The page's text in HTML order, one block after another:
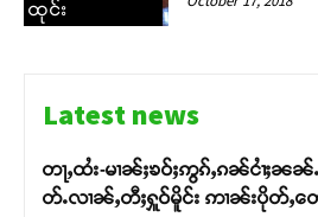
ထုင်း
Latest news
တႃႇထႆး-မၢၼ်ႈၶဝ်ႈဢွၵ်ႇၵၼ်ငၢႆႈၼၼ်
တ်ႉလၢၼ်ႇတီႈႁူဝ်မိူင်း ဢၢၼ်းပိုတ်ႇတေ